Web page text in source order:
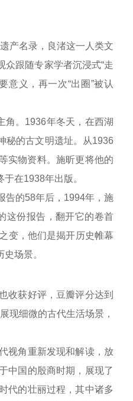
产名录，良渚这一人类文
跟随专家学者沉浸式“走
意义，再一次“出圈”被认
。1936年冬天，在西湖
秘的古文明遗址。从1936
实物资料。施昕更将他的
在1938年出版。
的58年后，1994年，施
这份报告，翻开它的卷首
变，他们是揭开历史帷幕
场景。
获好评，豆瓣评分达到
现细微的古代生活场景，
视角重新发现和解读，放
中国的殷商时期，展现了
代的壮丽过程，其中诸多